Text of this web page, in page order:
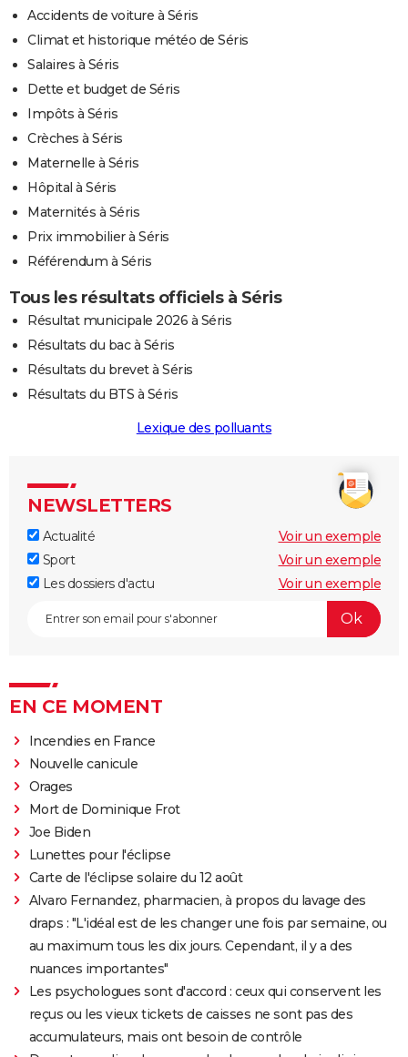
Accidents de voiture à Séris
Climat et historique météo de Séris
Salaires à Séris
Dette et budget de Séris
Impôts à Séris
Crèches à Séris
Maternelle à Séris
Hôpital à Séris
Maternités à Séris
Prix immobilier à Séris
Référendum à Séris
Tous les résultats officiels à Séris
Résultat municipale 2026 à Séris
Résultats du bac à Séris
Résultats du brevet à Séris
Résultats du BTS à Séris
Lexique des polluants
NEWSLETTERS
Actualité
Voir un exemple
Sport
Voir un exemple
Les dossiers d'actu
Voir un exemple
EN CE MOMENT
Incendies en France
Nouvelle canicule
Orages
Mort de Dominique Frot
Joe Biden
Lunettes pour l'éclipse
Carte de l'éclipse solaire du 12 août
Alvaro Fernandez, pharmacien, à propos du lavage des
draps : "L'idéal est de les changer une fois par semaine, ou
au maximum tous les dix jours. Cependant, il y a des
nuances importantes"
Les psychologues sont d'accord : ceux qui conservent les
reçus ou les vieux tickets de caisses ne sont pas des
accumulateurs, mais ont besoin de contrôle